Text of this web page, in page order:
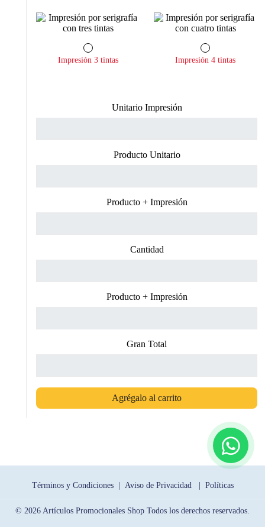
Impresión 3 tintas Impresión 4 tintas
Unitario Impresión
Producto Unitario
Producto + Impresión
Cantidad
Producto + Impresión
Gran Total
Agrégalo al carrito
Términos y Condiciones | Aviso de Privacidad | Políticas
© 2026 Artículos Promocionales Shop Todos los derechos reservados.